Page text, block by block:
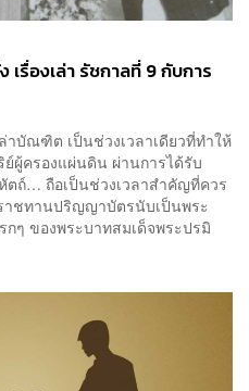
รื่องเล่า รัชกาลที่ 9 กับการ
บัณฑิต เป็นช่วงเวลาเดียวที่ทำให้
ผู้ครองแผ่นดิน ผ่านการได้รับ
ถ์… ถือเป็นช่วงเวลาสำคัญที่ควร
ทานปริญญาบัตรนับเป็นพระ
ๆ ของพระบาทสมเด็จพระปรมิ